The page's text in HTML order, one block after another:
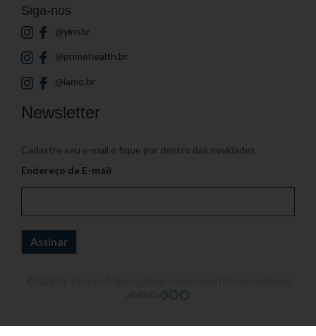
Siga-nos
@yinsbr
@primehealth.br
@iamo.br
Newsletter
Cadastre seu e-mail e fique por dentro das novidades
Endereço de E-mail